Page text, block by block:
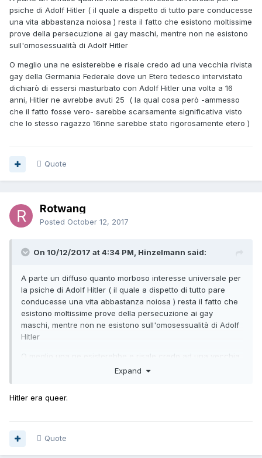
psiche di Adolf Hitler ( il quale a dispetto di tutto pare conducesse
una vita abbastanza noiosa ) resta il fatto che esistono moltissime
prove della persecuzione ai gay maschi, mentre non ne esistono
sull'omosessualità di Adolf Hitler
O meglio una ne esisterebbe e risale credo ad una vecchia rivista
gay della Germania Federale dove un Etero tedesco intervistato
dichiarò di essersi masturbato con Adolf Hitler una volta a 16
anni, Hitler ne avrebbe avuti 25 ( la qual cosa però -ammesso
che il fatto fosse vero- sarebbe scarsamente significativa visto
che lo stesso ragazzo 16nne sarebbe stato rigorosamente etero )
Quote
Rotwang
Posted October 12, 2017
On 10/12/2017 at 4:34 PM, Hinzelmann said:
A parte un diffuso quanto morboso interesse universale per
la psiche di Adolf Hitler ( il quale a dispetto di tutto pare
conducesse una vita abbastanza noiosa ) resta il fatto che
esistono moltissime prove della persecuzione ai gay
maschi, mentre non ne esistono sull'omosessualità di Adolf
Hitler
O meglio una ne esisterebbe e risale credo ad una vecchia
rivista gay della Germania Federale dove un Etero tedesco
cosa però -ammesso che il fatto fosse vero- sarebbe
Expand
Hitler era queer.
Quote